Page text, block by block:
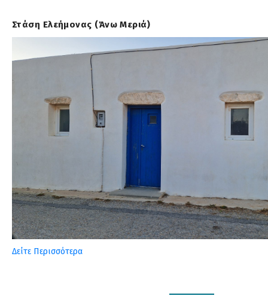
Στάση Ελεήμονας (Άνω Μεριά)
Δείτε Περισσότερα